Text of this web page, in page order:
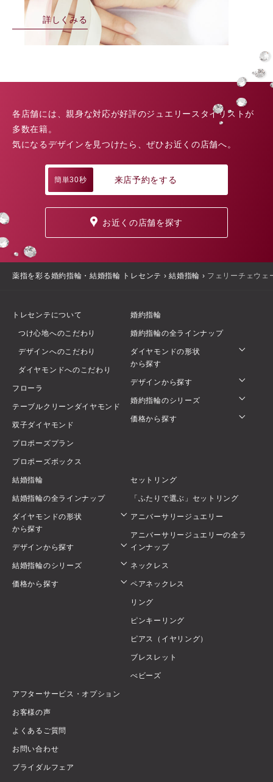
詳しくみる
各店舗には、親身な対応が好評のジュエリースタイリストが
多数在籍。
気になるデザインを見つけたら、ぜひお近くの店舗へ。
簡単30秒 来店予約をする
お近くの店舗を探す
薬指を彩る婚約指輪・結婚指輪 トレセンテ ›結婚指輪 › フェリーチェウェ
トレセンテについて
つけ心地へのこだわり
デザインへのこだわり
ダイヤモンドへのこだわり
フローラ
テーブルクリーンダイヤモンド
双子ダイヤモンド
プロポーズプラン
プロポーズボックス
婚約指輪
婚約指輪の全ラインナップ
ダイヤモンドの形状
から探す
デザインから探す
婚約指輪のシリーズ
価格から探す
結婚指輪
結婚指輪の全ラインナップ
ダイヤモンドの形状
から探す
デザインから探す
結婚指輪のシリーズ
価格から探す
セットリング
「ふたりで選ぶ」セットリング
アニバーサリージュエリー
アニバーサリージュエリーの全ラ
インナップ
ネックレス
ペアネックレス
リング
ピンキーリング
ピアス（イヤリング）
ブレスレット
べビーズ
アフターサービス・オプション
お客様の声
よくあるご質問
お問い合わせ
ブライダルフェア